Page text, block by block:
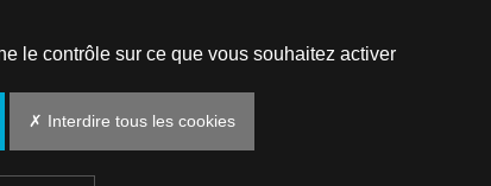
le contrôle sur ce que vous souhaitez activer
✗ Interdire tous les cookies